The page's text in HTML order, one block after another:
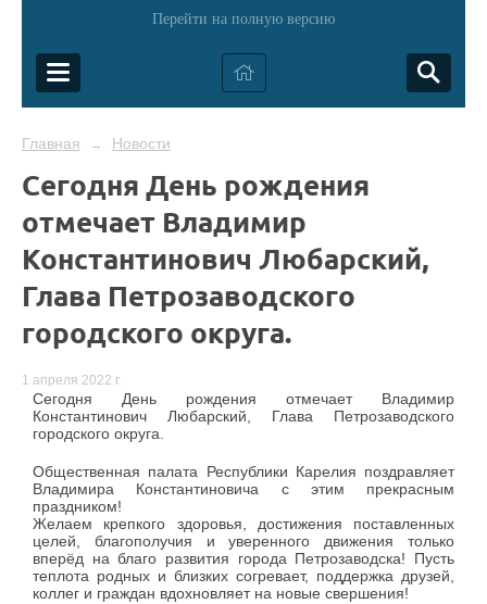
Перейти на полную версию
Главная → Новости
Сегодня День рождения
отмечает Владимир
Константинович Любарский,
Глава Петрозаводского
городского округа.
1 апреля 2022 г.
Сегодня День рождения отмечает Владимир
Константинович Любарский, Глава Петрозаводского
городского округа.
Общественная палата Республики Карелия поздравляет
Владимира Константиновича с этим прекрасным
праздником!
Желаем крепкого здоровья, достижения поставленных
целей, благополучия и уверенного движения только
вперёд на благо развития города Петрозаводска! Пусть
теплота родных и близких согревает, поддержка друзей,
коллег и граждан вдохновляет на новые свершения!